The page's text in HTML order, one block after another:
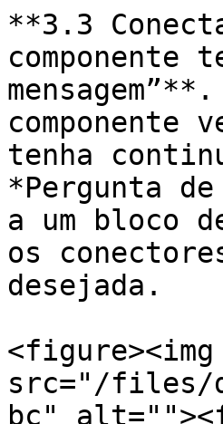
**3.3
componente
componente
tenha
*Pergunta
a um bloco
os
desejada.
<figure><img
src="/files/
bc"